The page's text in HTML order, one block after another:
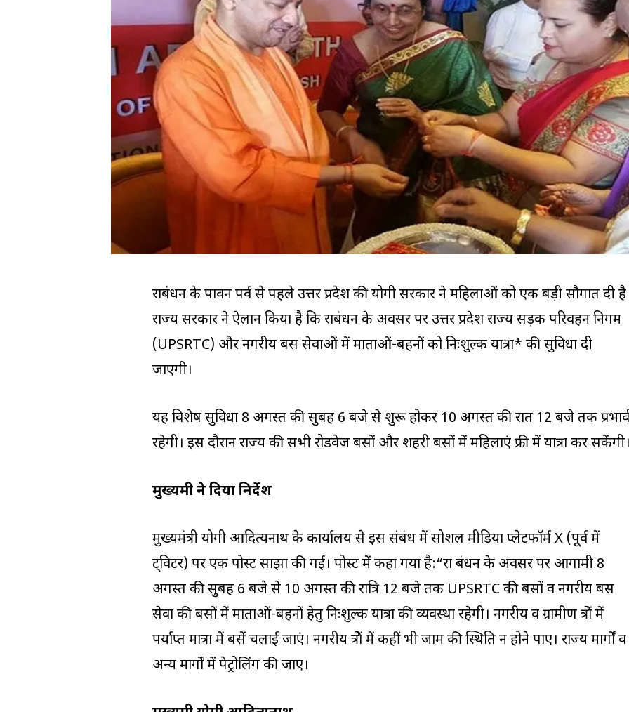
रक्षाबंधन के पावन पर्व से पहले उत्तर प्रदेश की योगी सरकार ने महिलाओं को एक बड़ी सौगात दी
राज्य सरकार ने ऐलान किया है कि रक्षाबंधन के अवसर पर उत्तर प्रदेश राज्य सड़क परिवहन निगम
(UPSRTC) और नगरीय बस सेवाओं में माताओं-बहनों को निःशुल्क यात्रा* की सुविधा दी
जाएगी।
यह विशेष सुविधा 8 अगस्त की सुबह 6 बजे से शुरू होकर 10 अगस्त की रात 12 बजे तक
रहेगी। इस दौरान राज्य की सभी रोडवेज बसों और शहरी बसों में महिलाएं फ्री में यात्रा कर
मुख्यमंत्री ने दिया निर्देश
मुख्यमंत्री योगी आदित्यनाथ के कार्यालय से इस संबंध में सोशल मीडिया प्लेटफॉर्म X (पूर्व में
ट्विटर) पर एक पोस्ट साझा की गई। पोस्ट में कहा गया है:“रक्षा बंधन के अवसर पर आगामी 8
अगस्त की सुबह 6 बजे से 10 अगस्त की रात्रि 12 बजे तक UPSRTC की बसों व नगरीय बस
सेवा की बसों में माताओं-बहनों हेतु निःशुल्क यात्रा की व्यवस्था रहेगी। नगरीय व ग्रामीण क्षेत्रों में
पर्याप्त मात्रा में बसें चलाई जाएं। नगरीय क्षेत्रों में कहीं भी जाम की स्थिति न होने पाए। राज्य मार्गों व
अन्य मार्गों में पेट्रोलिंग की जाए।